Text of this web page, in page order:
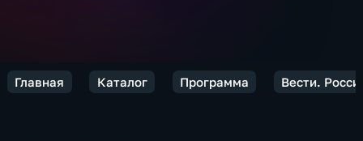
Главная Каталог Программа Вести.